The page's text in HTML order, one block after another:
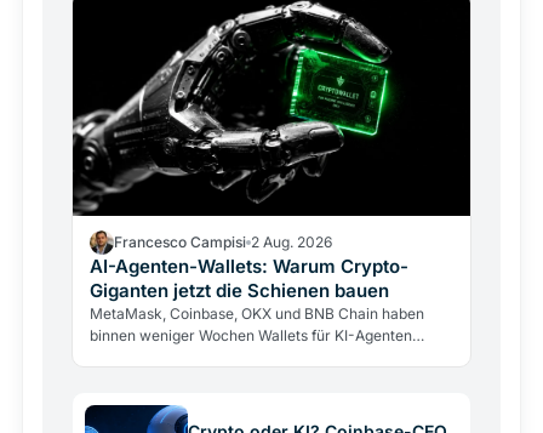
Francesco Campisi 2 Aug. 2026
AI-Agenten-Wallets: Warum Crypto-
Giganten jetzt die Schienen bauen
MetaMask, Coinbase, OKX und BNB Chain haben
binnen weniger Wochen Wallets für KI-Agenten